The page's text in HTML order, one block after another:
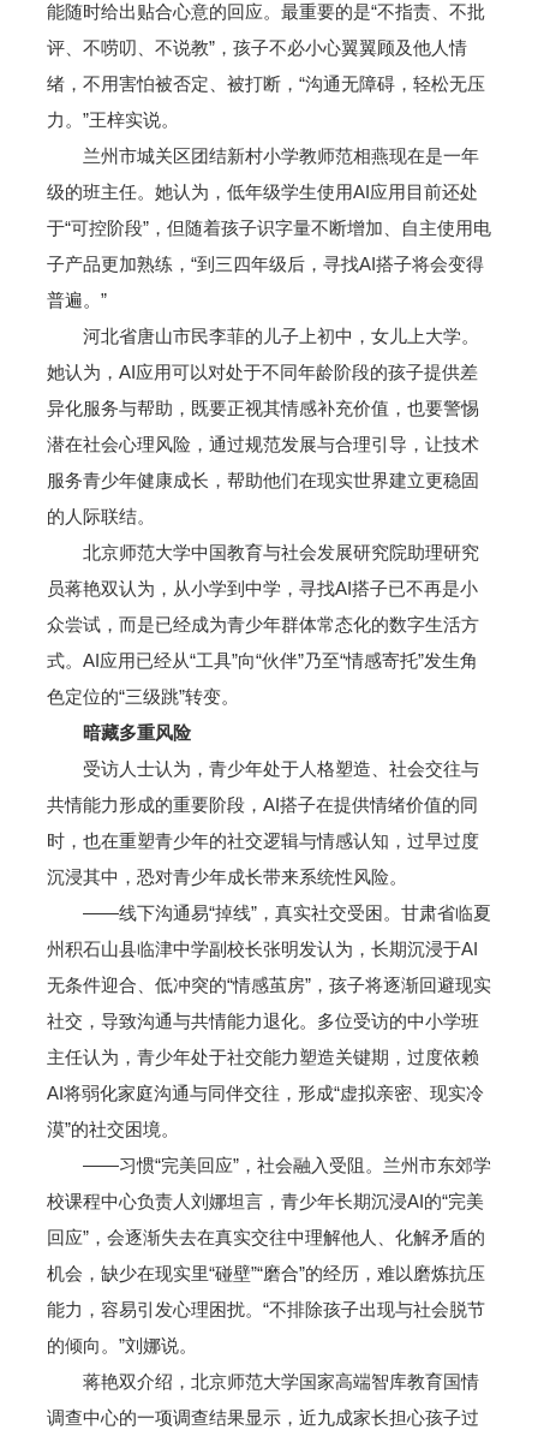
能随时给出贴合心意的回应。最重要的是“不指责、不批
评、不唠叨、不说教”，孩子不必小心翼翼顾及他人情
绪，不用害怕被否定、被打断，“沟通无障碍，轻松无压
力。”王梓实说。
兰州市城关区团结新村小学教师范相燕现在是一年
级的班主任。她认为，低年级学生使用AI应用目前还处
于“可控阶段”，但随着孩子识字量不断增加、自主使用电
子产品更加熟练，“到三四年级后，寻找AI搭子将会变得
普遍。”
河北省唐山市民李菲的儿子上初中，女儿上大学。
她认为，AI应用可以对处于不同年龄阶段的孩子提供差
异化服务与帮助，既要正视其情感补充价值，也要警惕
潜在社会心理风险，通过规范发展与合理引导，让技术
服务青少年健康成长，帮助他们在现实世界建立更稳固
的人际联结。
北京师范大学中国教育与社会发展研究院助理研究
员蒋艳双认为，从小学到中学，寻找AI搭子已不再是小
众尝试，而是已经成为青少年群体常态化的数字生活方
式。AI应用已经从“工具”向“伙伴”乃至“情感寄托”发生角
色定位的“三级跳”转变。
暗藏多重风险
受访人士认为，青少年处于人格塑造、社会交往与
共情能力形成的重要阶段，AI搭子在提供情绪价值的同
时，也在重塑青少年的社交逻辑与情感认知，过早过度
沉浸其中，恐对青少年成长带来系统性风险。
——线下沟通易“掉线”，真实社交受困。甘肃省临夏
州积石山县临津中学副校长张明发认为，长期沉浸于AI
无条件迎合、低冲突的“情感茧房”，孩子将逐渐回避现实
社交，导致沟通与共情能力退化。多位受访的中小学班
主任认为，青少年处于社交能力塑造关键期，过度依赖
AI将弱化家庭沟通与同伴交往，形成“虚拟亲密、现实冷
漠”的社交困境。
——习惯“完美回应”，社会融入受阻。兰州市东郊学
校课程中心负责人刘娜坦言，青少年长期沉浸AI的“完美
回应”，会逐渐失去在真实交往中理解他人、化解矛盾的
机会，缺少在现实里“碰壁”“磨合”的经历，难以磨炼抗压
能力，容易引发心理困扰。“不排除孩子出现与社会脱节
的倾向。”刘娜说。
蒋艳双介绍，北京师范大学国家高端智库教育国情
调查中心的一项调查结果显示，近九成家长担心孩子过